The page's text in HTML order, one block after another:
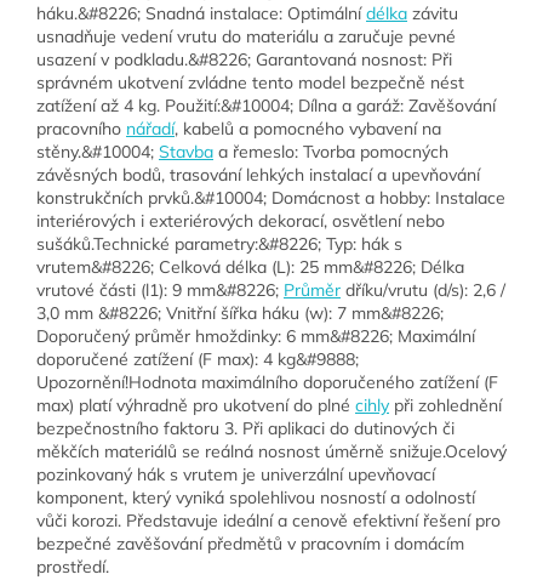
háku.&#8226; Snadná instalace: Optimálnídélka závitu
usnadňuje vedení vrutu do materiálu a zaručuje pevné
usazení v podkladu.&#8226; Garantovaná nosnost: Při
správném ukotvení zvládne tento model bezpečně nést
zatížení až 4 kg. Použití:&#10004; Dílna a garáž: Zavěšování
pracovního nářadí, kabelů a pomocného vybavení na
stěny.&#10004; Stavba a řemeslo: Tvorba pomocných
závěsných bodů, trasování lehkých instalací a upevňování
konstrukčních prvků.&#10004; Domácnost a hobby: Instalace
interiérových i exteriérových dekorací, osvětlení nebo
sušáků.Technické parametry:&#8226; Typ: hák s
vrutem&#8226; Celková délka (L): 25 mm&#8226; Délka
vrutové části (l1): 9 mm&#8226; Průměr dříku/vrutu (d/s): 2,6 /
3,0 mm &#8226; Vnitřní šířka háku (w): 7 mm&#8226;
Doporučený průměr hmoždinky: 6 mm&#8226; Maximální
doporučené zatížení (F max): 4 kg&#9888;
Upozornění!Hodnota maximálního doporučeného zatížení (F
max) platí výhradně pro ukotvení do plné cihly při zohlednění
bezpečnostního faktoru 3. Při aplikaci do dutinových či
měkčích materiálů se reálná nosnost úměrně snižuje.Ocelový
pozinkovaný hák s vrutem je univerzální upevňovací
komponent, který vyniká spolehlivou nosností a odolností
vůči korozi. Představuje ideální a cenově efektivní řešení pro
bezpečné zavěšování předmětů v pracovním i domácím
prostředí.